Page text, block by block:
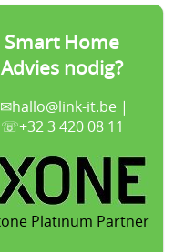
Smart Home
Advies nodig?
✉hallo@link-it.be|
☏+32 3 420 08 11
Platinum Partner